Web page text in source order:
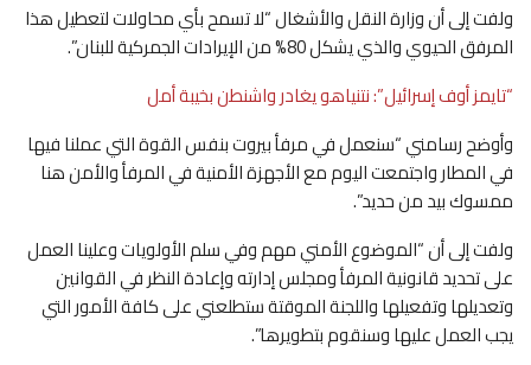
ولفت إلى أن وزارة النقل والأشغال “لا تسمح بأي محاولات لتعطيل هذا
المرفق الحيوي والذي يشكل 80% من الإيرادات الجمركية للبنان”.
“تايمز أوف إسرائيل”: نتنياهو يغادر واشنطن بخيبة أمل
وأوضح رسامني “سنعمل في مرفأ بيروت بنفس القوة التي عملنا فيها
في المطار واجتمعت اليوم مع الأجهزة الأمنية في المرفأ والأمن هنا
ممسوك بيد من حديد”.
ولفت إلى أن “الموضوع الأمني مهم وفي سلم الأولويات وعلينا العمل
على تحديد قانونية المرفأ ومجلس إدارته وإعادة النظر في القوانين
وتعديلها وتفعيلها واللجنة الموقتة ستطلعني على كافة الأمور التي
يجب العمل عليها وسنقوم بتطويرها”.